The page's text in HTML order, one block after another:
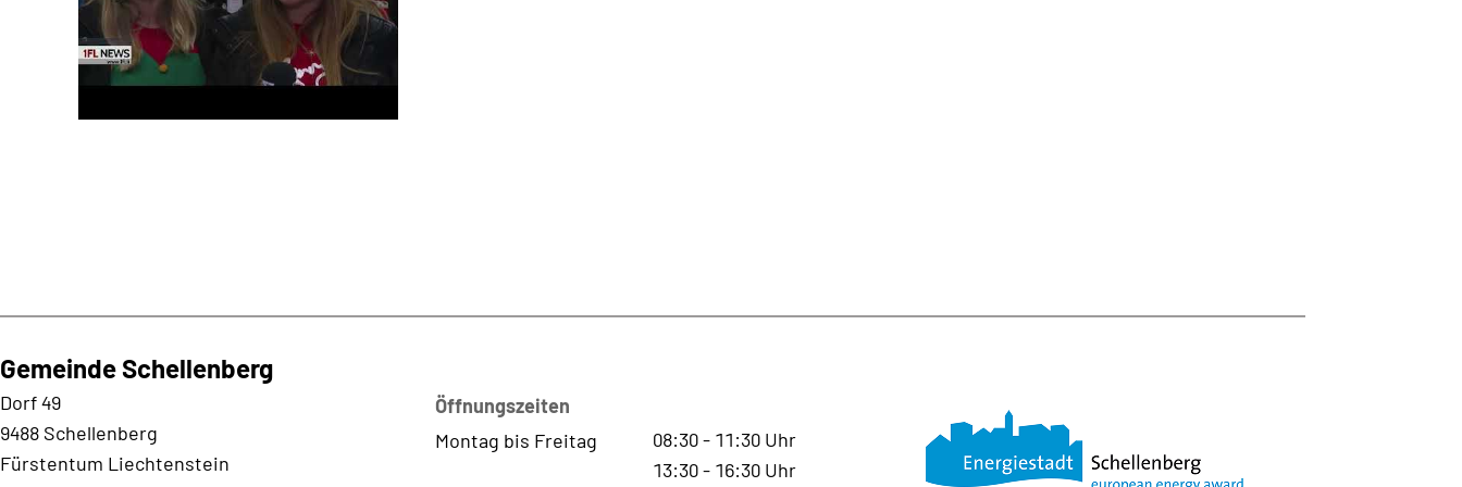
Gemeinde Schellenberg
Dorf 49
9488 Schellenberg
Fürstentum Liechtenstein
Öffnungszeiten
Montag bis Freitag
08:30- 11:30 Uhr
13:30- 16:30 Uhr